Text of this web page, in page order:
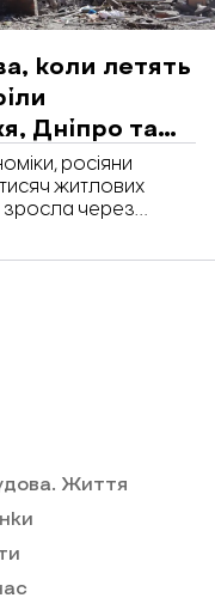
коли летять
Дніпро та
росіяни
житлових
зросла через
закривають
Чому важливо
які труднощі під
Дніпрі та
Життя